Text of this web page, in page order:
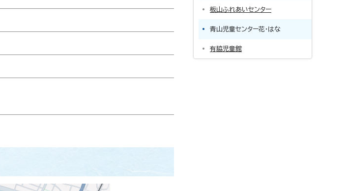
板山ふれあいセンター
青山児童センター花・はな
有脇児童館